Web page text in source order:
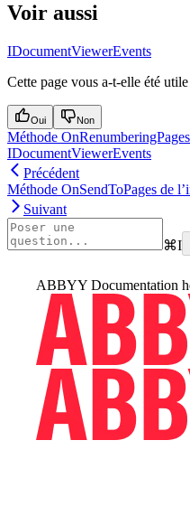
Voir aussi
IDocumentViewerEvents
Cette page vous a-t-elle été
Oui Non
Méthode
IDocumentViewerEvents
Précédent
Méthode OnSendToPages de
Suivant
⌘I
ABBYY Documentation